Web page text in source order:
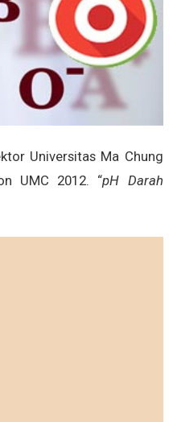
Universitas Ma Chung
UMC 2012. “pH Darah